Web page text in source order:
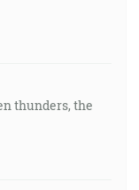
thunders, the